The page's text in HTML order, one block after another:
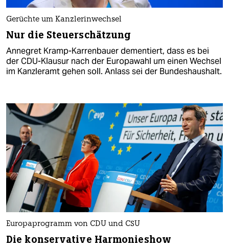
Gerüchte um Kanzlerinwechsel
Nur die Steuerschätzung
Annegret Kramp-Karrenbauer dementiert, dass es bei
der CDU-Klausur nach der Europawahl um einen Wechsel
im Kanzleramt gehen soll. Anlass sei der Bundeshaushalt.
Europaprogramm von CDU und CSU
Die konservative Harmonieshow